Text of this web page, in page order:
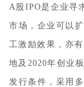
A股IPO是企业寻
市场，企业可以
工激励效果，亦
地及2020年创业
发行条件，采用